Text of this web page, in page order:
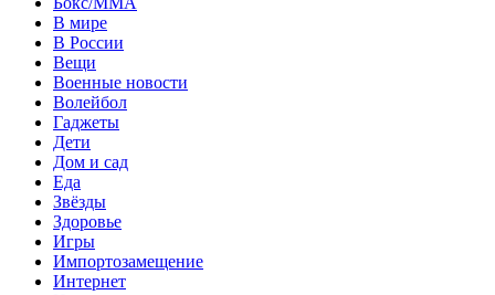
В мире
В России
Вещи
Военные новости
Волейбол
Гаджеты
Дети
Дом и сад
Еда
Звёзды
Здоровье
Игры
Импортозамещение
Интернет